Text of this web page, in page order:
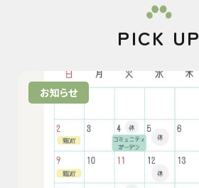
PICK UP
お知らせ